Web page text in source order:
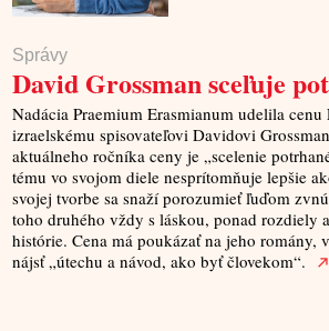
Správy
David Grossman sceľuje
Nadácia Praemium Erasmianum udelila cenu
izraelskému spisovateľovi Davidovi
aktuálneho ročníka ceny je „scelenie
tému vo svojom diele nesprítomňuje lepšie
svojej tvorbe sa snaží porozumieť ľuďom
toho druhého vždy s láskou, ponad rozdiely
histórie. Cena má poukázať na jeho romány,
nájsť „útechu a návod, ako byť človekom“.